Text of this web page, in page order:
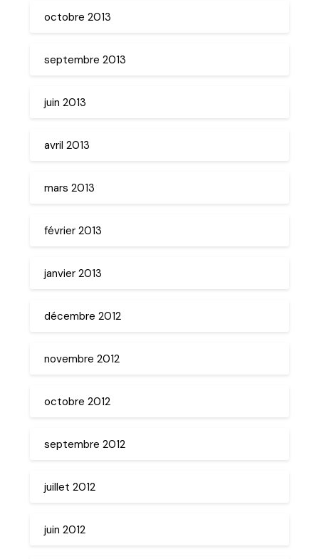
octobre 2013
septembre 2013
juin 2013
avril 2013
mars 2013
février 2013
janvier 2013
décembre 2012
novembre 2012
octobre 2012
septembre 2012
juillet 2012
juin 2012